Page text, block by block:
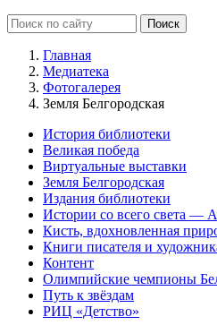
Главная
Медиатека
Фотогалерея
Земля Белгородская
История библиотеки
Великая победа
Виртуальные выставки
Земля Белгородская
Издания библиотеки
Истории со всего света —
Кисть, вдохновленная
Книги писателя и
Контент
Олимпийские чемпионы
Путь к звёздам
РИЦ «Детство»